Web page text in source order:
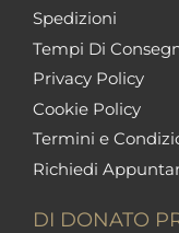
Spedizioni
Tempi Di
Privacy Policy
Cookie Policy
Termini e
Richiedi
DI DONATO